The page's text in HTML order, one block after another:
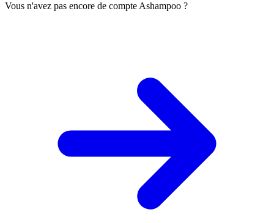
Vous n'avez pas encore de compte Ashampoo ?